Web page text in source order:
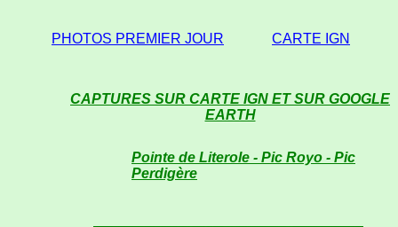
PHOTOS PREMIER JOUR CARTE IGN
CAPTURES SUR CARTE IGN ET SUR GOOGLE
EARTH
Pointe de Literole - Pic Royo - Pic
Perdigère